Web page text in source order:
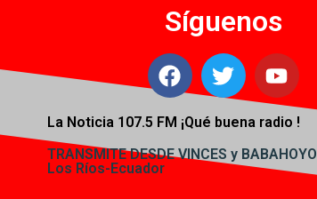
Síguenos
La Noticia 107.5 FM ¡Qué buena radio !
TRANSMITE DESDE VINCES y BABAHOYO
Los Ríos-Ecuador